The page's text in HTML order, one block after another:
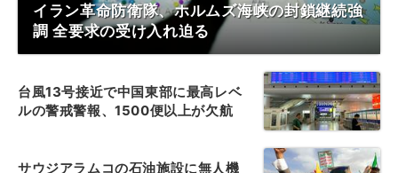
イラン革命防衛隊、ホルムズ海峡の封鎖継続強
調 全要求の受け入れ迫る
台風13号接近で中国東部に最高レベ
ルの警戒警報、1500便以上が欠航
サウジアラムコの石油施設に無人機